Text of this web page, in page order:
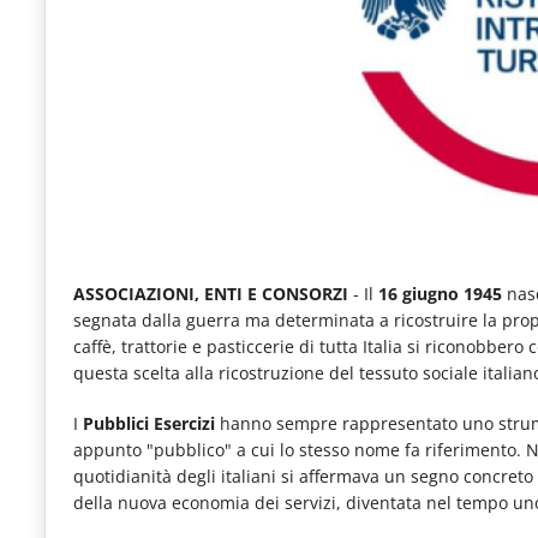
consumi
fuoricasa,
del
Service
e
ASSOCIAZIONI, ENTI E CONSORZI - Il 16 giugno 1945
segnata dalla guerra ma determinata a ricostruire la
caffè, trattorie e pasticcerie di tutta Italia si riconobbero
questa scelta alla ricostruzione del tessuto sociale
I Pubblici Esercizi hanno sempre rappresentato uno
appunto "pubblico" a cui lo stesso nome fa riferimento.
quotidianità degli italiani si affermava un segno
della nuova economia dei servizi, diventata nel tempo